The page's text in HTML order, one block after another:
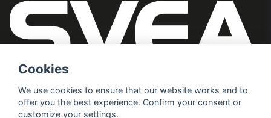
Cookies
We use cookies to ensure that our website works and to
offer you the best experience. Confirm your consent or
customize your settings.